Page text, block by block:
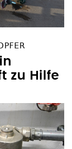
zu Hilfe